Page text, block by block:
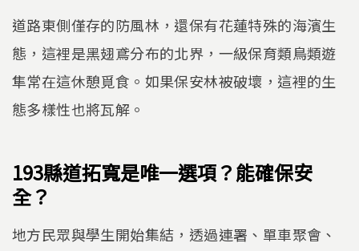
道路東側僅存的防風林，還保有花蓮特殊的海濱生
態，這裡是黑翅鳶分布的北界，一級保育類鳥類遊
隼常在這休憩覓食。如果保安林被破壞，這裡的生
態多樣性也將瓦解。
193縣道拓寬是唯一選項？能確保安
全？
地方民眾與學生開始集結，透過連署、單車聚會、